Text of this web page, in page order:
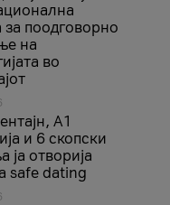
поодговорно
на
во
A1
и 6 скопски
ја отворија
safe dating